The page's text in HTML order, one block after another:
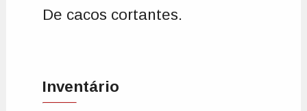
De cacos cortantes.
Inventário